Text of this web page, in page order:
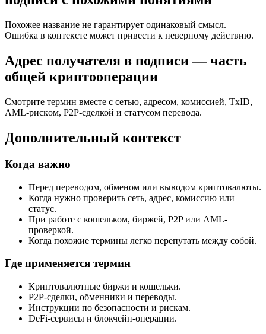
Похожее название не гарантирует одинаковый смысл.
Ошибка в контексте может привести к неверному действию.
Адрес получателя в подписи — часть
общей криптооперации
Смотрите термин вместе с сетью, адресом, комиссией, TxID,
AML-рискoм, P2P-сделкой и статусом перевода.
Дополнительный контекст
Когда важно
Перед переводом, обменом или выводом криптовалюты.
Когда нужно проверить сеть, адрес, комиссию или
статус.
При работе с кошельком, биржей, P2P или AML-
проверкой.
Когда похожие термины легко перепутать между собой.
Где применяется термин
Криптовалютные биржи и кошельки.
P2P-сделки, обменники и переводы.
Инструкции по безопасности и рискам.
DeFi-сервисы и блокчейн-операции.